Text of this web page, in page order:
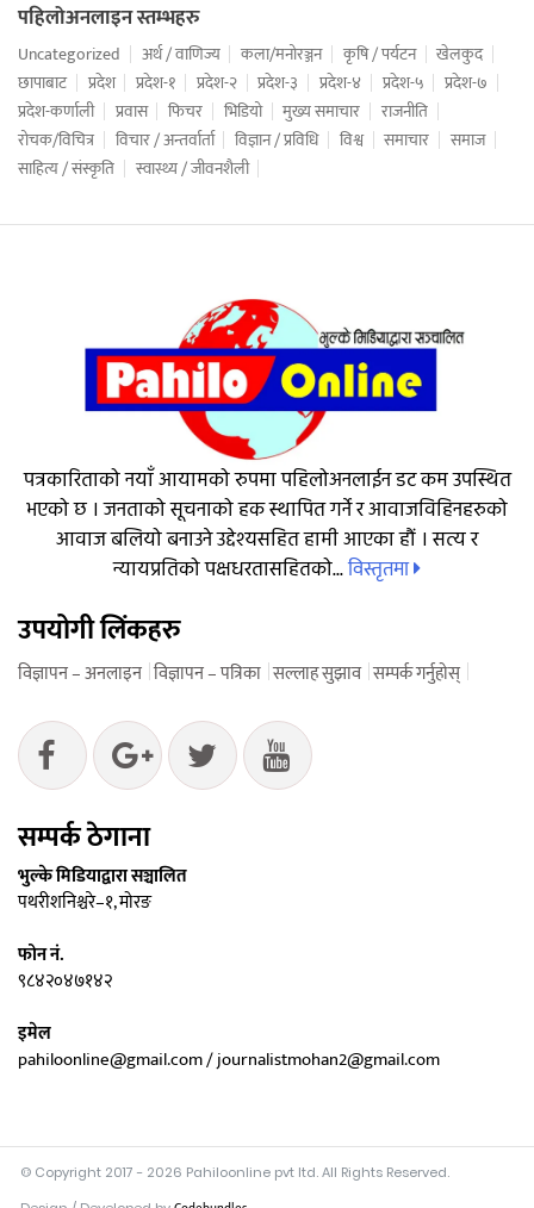
पहिलोअनलाइन स्तम्भहरु
Uncategorized अर्थ / वाणिज्य कला/मनोरञ्जन कृषि / पर्यटन
खेलकुद
छापाबाट
प्रदेश प्रदेश-१ प्रदेश-२ प्रदेश-३ प्रदेश-४ प्रदेश-५
प्रदेश-७
प्रदेश-कर्णाली
प्रवास फिचर भिडियो मुख्य समाचार
राजनीति
रोचक/विचित्र
विचार / अन्तर्वार्ता विज्ञान / प्रविधि विश्व समाचार
समाज
साहित्य / संस्कृति
स्वास्थ्य / जीवनशैली
पत्रकारिताको नयाँ आयामको रुपमा पहिलोअनलाईन डट कम उपस्थित
भएको छ । जनताको सूचनाको हक स्थापित गर्ने र आवाजविहिनहरुको
आवाज बलियो बनाउने उद्देश्यसहित हामी आएका हौं । सत्य र
न्यायप्रतिको पक्षधरतासहितको...विस्तृतमा
उपयोगी लिंकहरु
विज्ञापन – अनलाइन विज्ञापन – पत्रिका सल्लाह सुझाव सम्पर्क गर्नुहोस्
सम्पर्क ठेगाना
भुल्के मिडियाद्वारा सञ्चालित
पथरीशनिश्चरे–१, मोरङ
फोन नं.
९८४२०४७१४२
इमेल
pahiloonline@gmail.com / journalistmohan2@gmail.com
© Copyright 2017 - 2026 Pahiloonline pvt ltd. All Rights Reserved.